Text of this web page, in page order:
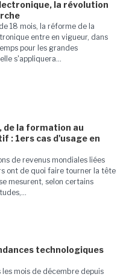
la révolution
18 mois, la réforme de la
entre en vigueur, dans
pour les grandes
s'appliquera...
de la formation au
: 1ers cas d'usage en
de revenus mondiales liées
ont de quoi faire tourner la tête
mesurent, selon certains
technologiques
les mois de décembre depuis